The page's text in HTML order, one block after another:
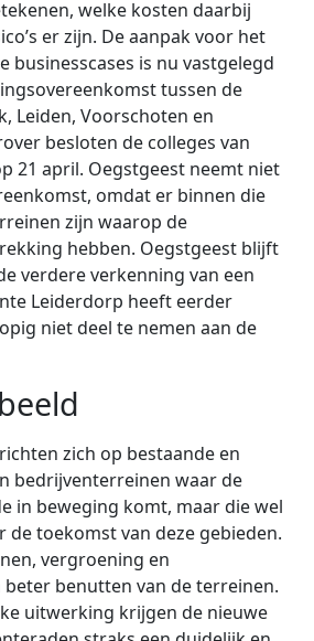
welke kosten daarbij
er zijn. De aanpak voor het
businesscases is nu vastgelegd
tussen de
Leiden, Voorschoten en
besloten de colleges van
21 april. Oegstgeest neemt niet
omdat er binnen die
zijn waarop de
hebben. Oegstgeest blijft
verdere verkenning van een
Leiderdorp heeft eerder
niet deel te nemen aan de
zich op bestaande en
bedrijventerreinen waar de
in beweging komt, maar die wel
de toekomst van deze gebieden.
vergroening en
benutten van de terreinen.
uitwerking krijgen de nieuwe